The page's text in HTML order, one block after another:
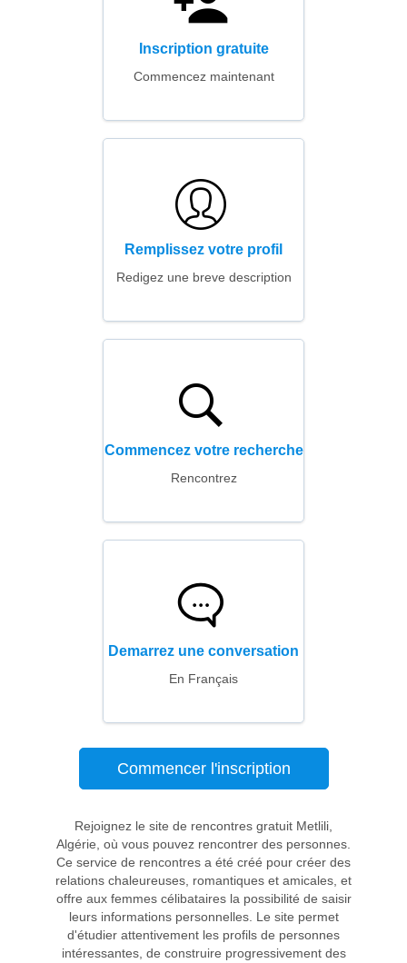
Inscription gratuite
Commencez maintenant
Remplissez votre profil
Redigez une breve description
Commencez votre recherche
Rencontrez
Demarrez une conversation
En Français
Commencer l'inscription
Rejoignez le site de rencontres gratuit Metlili,
Algérie, où vous pouvez rencontrer des personnes.
Ce service de rencontres a été créé pour créer des
relations chaleureuses, romantiques et amicales, et
offre aux femmes célibataires la possibilité de saisir
leurs informations personnelles. Le site permet
d'étudier attentivement les profils de personnes
intéressantes, de construire progressivement des